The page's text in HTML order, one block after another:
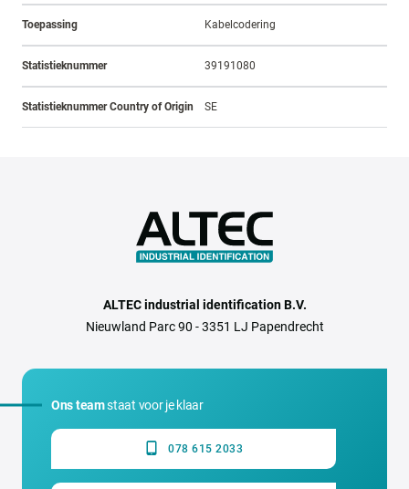
Toepassing Kabelcodering
Statistieknummer 39191080
Statistieknummer Country of Origin SE
ALTEC industrial identification B.V.
Nieuwland Parc 90 - 3351 LJ Papendrecht
Ons teamstaat voor je klaar
078 615 2033